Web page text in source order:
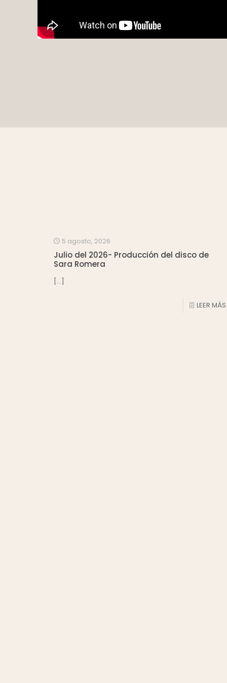
5 agosto, 2026
Julio del 2026- Producción del disco de
Sara Romera
[…]
LEER MÁS